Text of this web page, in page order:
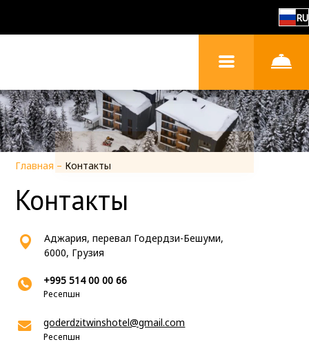
RU
Главная – Контакты
Контакты
Аджария, перевал Годердзи-Бешуми,
6000, Грузия
+995 514 00 00 66
Ресепшн
goderdzitwinshotel@gmail.com
Ресепшн